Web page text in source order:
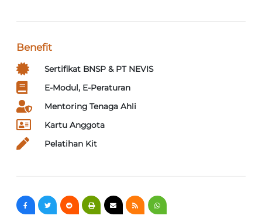
Benefit
Sertifikat BNSP & PT NEVIS
E-Modul, E-Peraturan
Mentoring Tenaga Ahli
Kartu Anggota
Pelatihan Kit